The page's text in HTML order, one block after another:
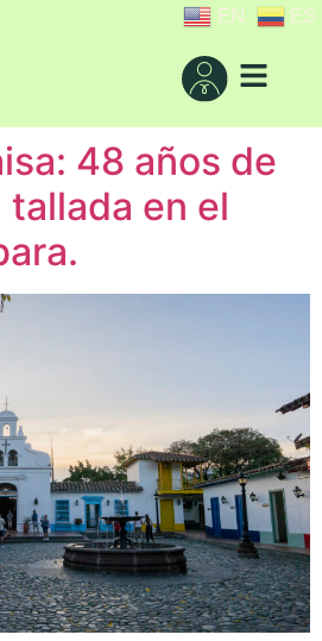
EN ES
48 años de
en el